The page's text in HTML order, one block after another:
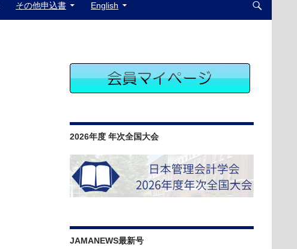
その他申込書 English
2026年度 年次全国大会
JAMANEWS最新号